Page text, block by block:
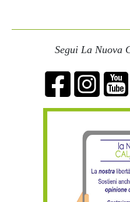
Segui La Nuova